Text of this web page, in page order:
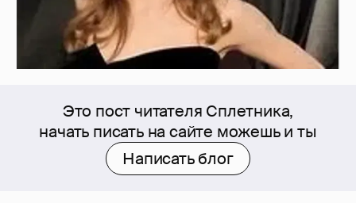
Это пост читателя Сплетника,
начать писать на сайте можешь и ты
Написать блог